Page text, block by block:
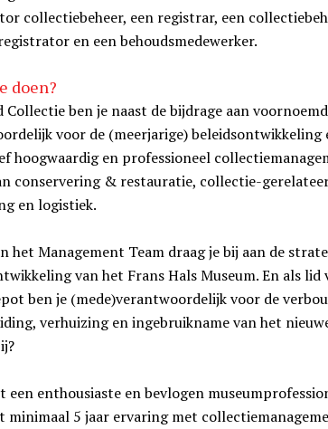
collectiebeheer, een registrar, een
en een behoudsmedewerker.
doen?
Collectie ben je naast de bijdrage aan
voor de (meerjarige) beleidsontwikkeling
hoogwaardig en professioneel
conservering & restauratie, collectie-
en logistiek.
het Management Team draag je bij aan de
van het Frans Hals Museum. En als
ben je (mede)verantwoordelijk voor de
verhuizing en ingebruikname van het
een enthousiaste en bevlogen
minimaal 5 jaar ervaring met